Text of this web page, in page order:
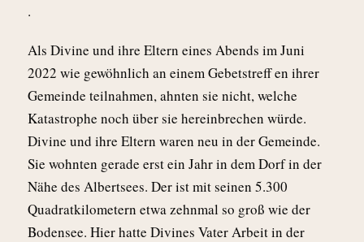
.
Als Divine und ihre Eltern eines Abends im Juni
2022 wie gewöhnlich an einem Gebetstreff en ihrer
Gemeinde teilnahmen, ahnten sie nicht, welche
Katastrophe noch über sie hereinbrechen würde.
Divine und ihre Eltern waren neu in der Gemeinde.
Sie wohnten gerade erst ein Jahr in dem Dorf in der
Nähe des Albertsees. Der ist mit seinen 5.300
Quadratkilometern etwa zehnmal so groß wie der
Bodensee. Hier hatte Divines Vater Arbeit in der